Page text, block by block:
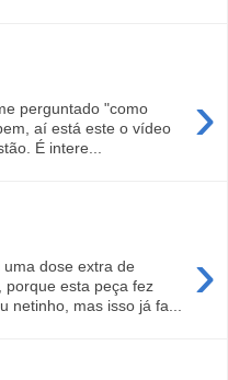
›
perguntado "como
aí está este o vídeo
É intere...
›
dose extra de
porque esta peça fez
netinho, mas isso já fa...